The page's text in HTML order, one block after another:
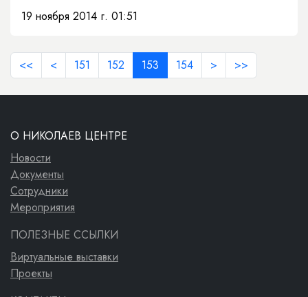
19 ноября 2014 г. 01:51
<< < 151 152 153 154 > >>
О НИКОЛАЕВ ЦЕНТРЕ
Новости
Документы
Сотрудники
Мероприятия
ПОЛЕЗНЫЕ ССЫЛКИ
Виртуальные выставки
Проекты